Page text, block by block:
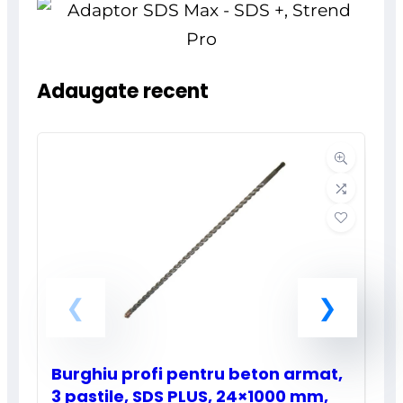
Adaugate recent
Burghiu profi pentru beton armat,
3 pastile, SDS PLUS, 24×1000 mm,